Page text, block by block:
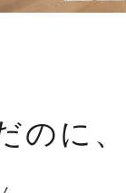
のに